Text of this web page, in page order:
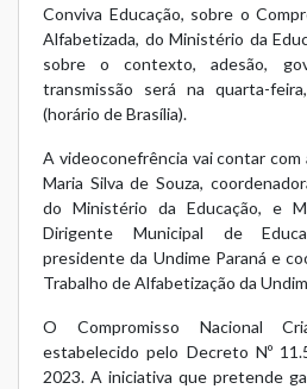
Conviva Educação, sobre o
Alfabetizada, do Ministério da
sobre o contexto, adesão,
transmissão será na quarta-
(horário de Brasília).
A videoconefrência vai contar com
Maria Silva de Souza,
do Ministério da Educação, e
Dirigente Municipal de
presidente da Undime Paraná e
Trabalho de Alfabetização da
O Compromisso Nacional
estabelecido pelo Decreto Nº
2023. A iniciativa que pretende